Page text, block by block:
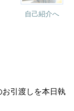
自己紹介へ
引渡しを本日執